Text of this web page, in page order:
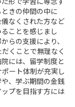
きの仲間の中に
なくされた方など
ことを感じまし
らの支援により、
くことで無理なく
には、留学制度と
ート体制が充実し
、学ぶ期間の金銭
プを目指す方には